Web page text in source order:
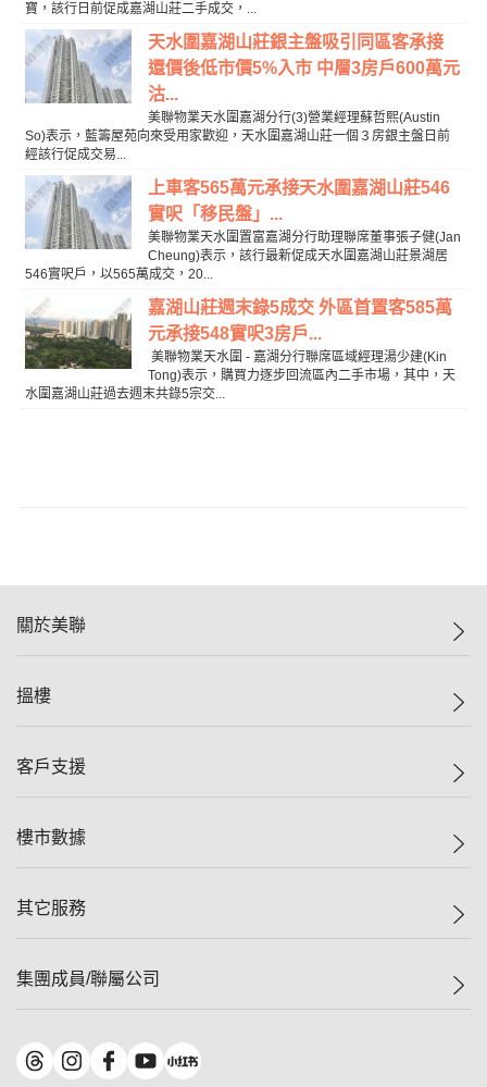
寶，該行日前促成嘉湖山莊二手成交，...
天水圍嘉湖山莊銀主盤吸引同區客承接
還價後低市價5%入市 中層3房戶600萬元
沽...
美聯物業天水圍嘉湖分行(3)營業經理蘇哲熙(Austin
So)表示，藍籌屋苑向來受用家歡迎，天水圍嘉湖山莊一個３房銀主盤日前
經該行促成交易...
上車客565萬元承接天水圍嘉湖山莊546
實呎「移民盤」...
美聯物業天水圍置富嘉湖分行助理聯席董事張子健(Jan
Cheung)表示，該行最新促成天水圍嘉湖山莊景湖居
546實呎戶，以565萬成交，20...
嘉湖山莊週末錄5成交 外區首置客585萬
元承接548實呎3房戶...
美聯物業天水圍 - 嘉湖分行聯席區域經理湯少建(Kin
Tong)表示，購買力逐步回流區內二手市場，其中，天
水圍嘉湖山莊過去週末共錄5宗交...
關於美聯
美聯集團
人才招募
搵樓
一手新盤
減價
美聯豪宅
獨家樓盤
租盤
客戶支援
自助放盤
查詢熱線
按揭計算機
負擔能力計算機
轉按計算機
繳款方式
樓市數據
樓價指數
歷史成交
屋苑成交排行榜
其它服務
屋苑專頁
美聯精英會
集團成員/聯屬公司
美聯物業
鋑聯控股*